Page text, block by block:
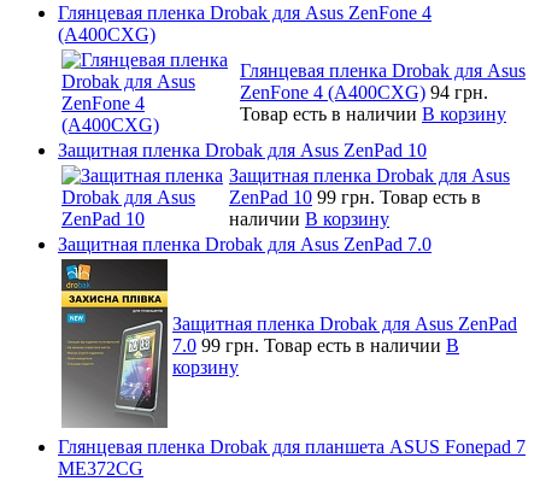
Глянцевая пленка Drobak для Asus ZenFone 4
(A400CXG)
Глянцевая пленка Drobak для Asus
ZenFone 4 (A400CXG) 94 грн.
Товар есть в наличии В корзину
Защитная пленка Drobak для Asus ZenPad 10
Защитная пленка Drobak для Asus
ZenPad 10 99 грн. Товар есть в
наличии В корзину
Защитная пленка Drobak для Asus ZenPad 7.0
Защитная пленка Drobak для Asus ZenPad
7.0 99 грн. Товар есть в наличии В
корзину
Глянцевая пленка Drobak для планшета ASUS Fonepad 7
ME372CG